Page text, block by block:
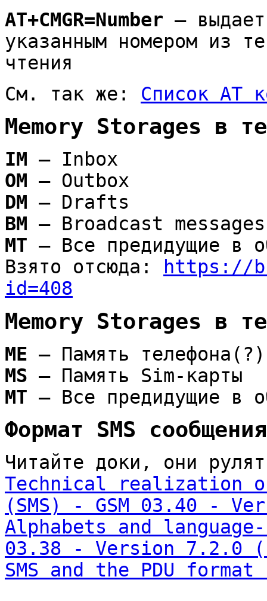
AT+CMGR=Number —
указанным номером из
чтения
См. так же: Список AT
Memory Storages в
IM — Inbox
OM — Outbox
DM — Drafts
BM — Broadcast
MT — Все предидущие в
Взято отсюда:
https://
id=408
Memory Storages в
ME — Память телефона(?)
MS — Память Sim-карты
MT — Все предидущие в
Формат SMS сообщения
Читайте доки, они
Technical realization
(SMS) - GSM 03.40 -
Alphabets and
03.38 - Version 7.2.0
SMS and the PDU